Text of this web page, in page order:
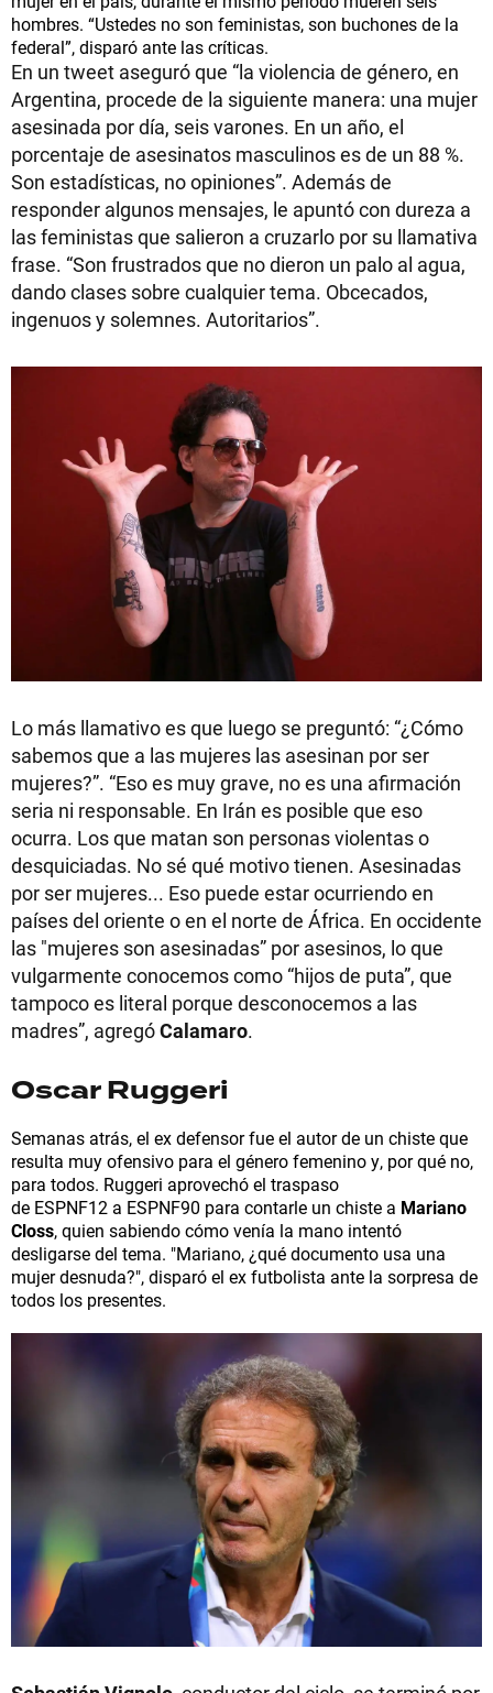
hombres. “Ustedes no son feministas, son buchones de la
federal”, disparó ante las críticas.
En un tweet aseguró que “la violencia de género, en
Argentina, procede de la siguiente manera: una mujer
asesinada por día, seis varones. En un año, el
porcentaje de asesinatos masculinos es de un 88 %.
Son estadísticas, no opiniones”. Además de
responder algunos mensajes, le apuntó con dureza a
las feministas que salieron a cruzarlo por su llamativa
frase. “Son frustrados que no dieron un palo al agua,
dando clases sobre cualquier tema. Obcecados,
ingenuos y solemnes. Autoritarios”.
Lo más llamativo es que luego se preguntó: “¿Cómo
sabemos que a las mujeres las asesinan por ser
mujeres?”. “Eso es muy grave, no es una afirmación
seria ni responsable. En Irán es posible que eso
ocurra. Los que matan son personas violentas o
desquiciadas. No sé qué motivo tienen. Asesinadas
por ser mujeres... Eso puede estar ocurriendo en
países del oriente o en el norte de África. En occidente
las "mujeres son asesinadas” por asesinos, lo que
vulgarmente conocemos como “hijos de puta”, que
tampoco es literal porque desconocemos a las
madres”, agregóCalamaro.
Oscar Ruggeri
Semanas atrás, el ex defensor fue el autor de un chiste que
resulta muy ofensivo para el género femenino y, por qué no,
para todos. Ruggeri aprovechó el traspaso
de ESPNF12 a ESPNF90 para contarle un chiste a Mariano
Closs, quien sabiendo cómo venía la mano intentó
desligarse del tema. "Mariano, ¿qué documento usa una
mujer desnuda?", disparó el ex futbolista ante la sorpresa de
todos los presentes.